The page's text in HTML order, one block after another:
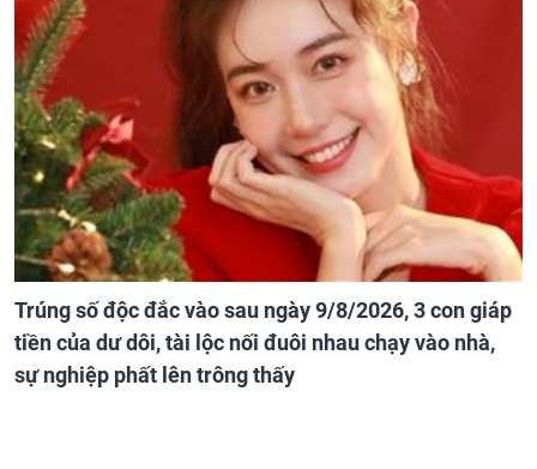
Trúng số độc đắc vào sau ngày 9/8/2026, 3 con giáp
tiền của dư dôi, tài lộc nối đuôi nhau chạy vào nhà,
sự nghiệp phất lên trông thấy